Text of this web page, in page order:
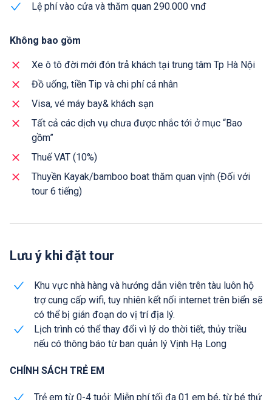
Lệ phí vào cửa và thăm quan 290.000 vnđ
Không bao gồm
Xe ô tô đời mới đón trả khách tại trung tâm Tp Hà Nội
Đồ uống, tiền Tip và chi phí cá nhân
Visa, vé máy bay& khách sạn
Tất cả các dịch vụ chưa được nhắc tới ở mục “Bao
gồm”
Thuế VAT (10%)
Thuyền Kayak/bamboo boat thăm quan vịnh (Đối với
tour 6 tiếng)
Lưu ý khi đặt tour
Khu vực nhà hàng và hướng dẫn viên trên tàu luôn hộ
trợ cung cấp wifi, tuy nhiên kết nối internet trên biển sẽ
có thể bị gián đoạn do vị trí địa lý.
Lịch trình có thể thay đổi vì lý do thời tiết, thủy triều
nếu có thông báo từ ban quản lý Vịnh Hạ Long
CHÍNH SÁCH TRẺ EM
Trẻ em từ 0-4 tuỏi: Miễn phí tối đa 01 em bé, từ bé thứ